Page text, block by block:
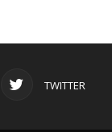
TWITTER